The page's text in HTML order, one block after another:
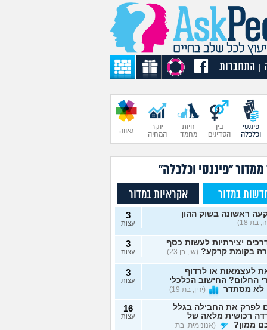
התחברות
פיננסי
וכלכלה
בין
הסדינים
חיות
מחמד
יוקר
המחיה
גאווה
ממדור "פיננסי וכלכלה"
במדור אקראיות במדור
ראשונה בשוק ההון
בת 18)
3
עצות
יצירתיות לעשות כסף
בקומת קרקע? (שי, בן 23)
3
עצות
לעצמאות או לרדוף
החלום? החישוב הכלכלי
לא מסתדר
(ירין, בת 19)
3
עצות
לפרק את החבילה בגלל
רכושית מלאה של
ממון?
(אנונימית, בת
16
עצות